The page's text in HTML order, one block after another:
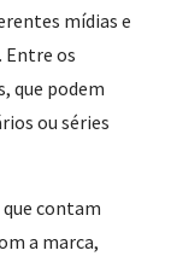
mídias e
Entre os
que podem
ou séries
contam
a marca,